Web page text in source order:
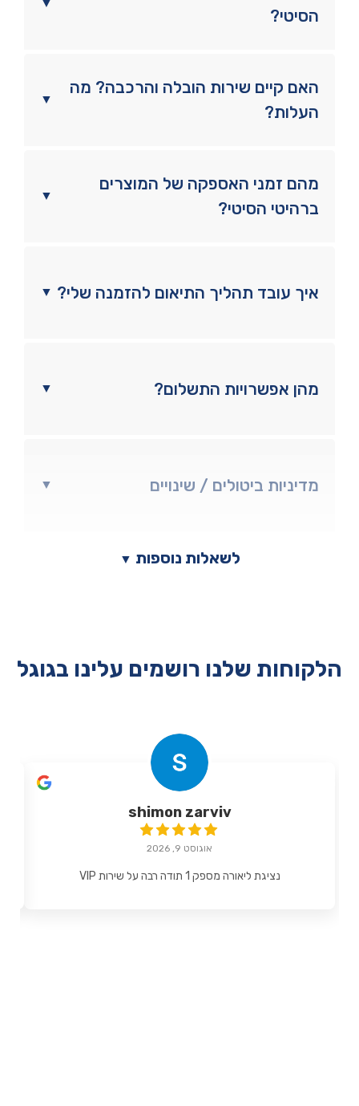
הסיטי?
▼
האם קיים שירות הובלה והרכבה? מה
העלות?
▼
מהם זמני האספקה של המוצרים
ברהיטי הסיטי?
▼ איך עובד תהליך התיאום להזמנה שלי?
▼ מהן אפשרויות התשלום?
▼ מדיניות ביטולים / שינויים
▼ לשאלות נוספות
הלקוחות שלנו רושמים עלינו בגוגל
shimon zarviv
אוגוסט 9, 2026
נציגת ליאורה מספק 1 תודה רבה על שירות VIP